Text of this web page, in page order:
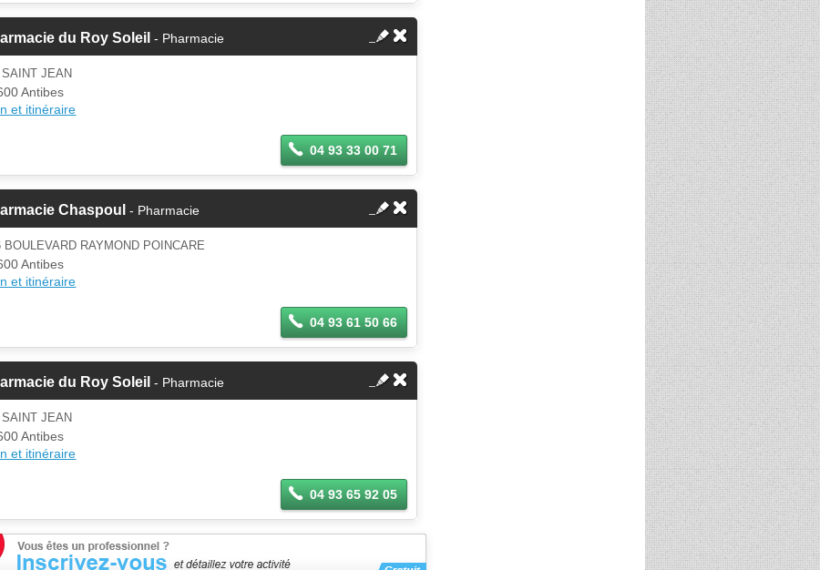
du Roy Soleil - Pharmacie
SAINT JEAN
Antibes
et itinéraire
04 93 33 00 71
Chaspoul - Pharmacie
BOULEVARD RAYMOND POINCARE
Antibes
et itinéraire
04 93 61 50 66
du Roy Soleil - Pharmacie
SAINT JEAN
Antibes
et itinéraire
04 93 65 92 05